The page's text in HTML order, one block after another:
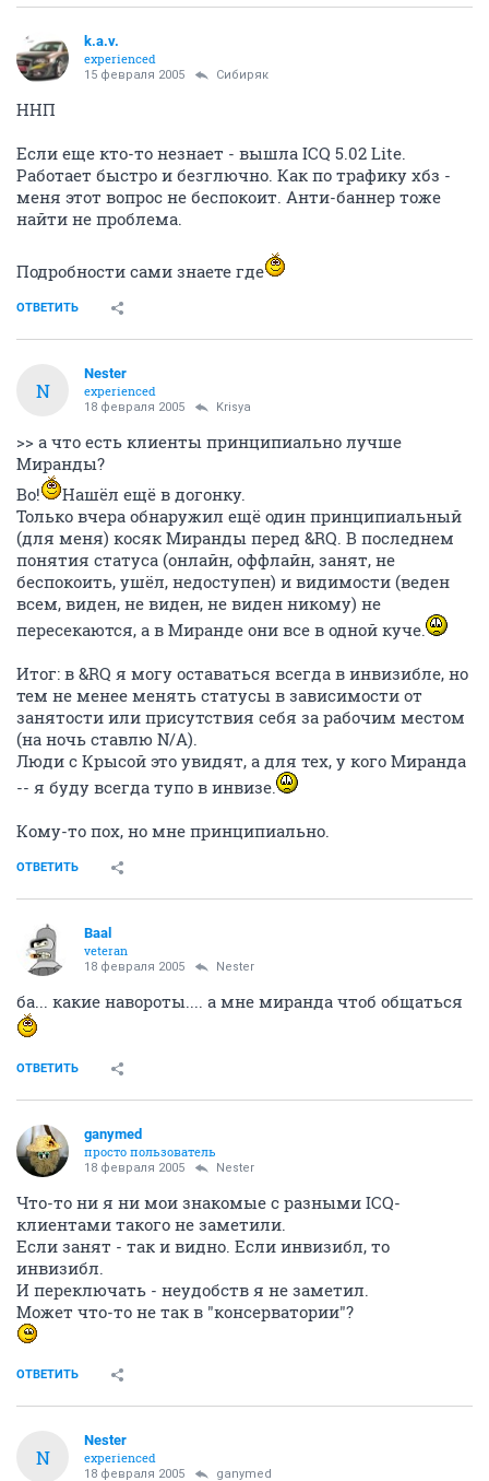
k.a.v.
experienced
15 февраля 2005 Сибиряк
ННП
Если еще кто-то незнает - вышла ICQ 5.02 Lite.
Работает быстро и безглючно. Как по трафику хбз -
меня этот вопрос не беспокоит. Анти-баннер тоже
найти не проблема.
Подробности сами знаете где
ОТВЕТИТЬ
N
Nestеr
experienced
18 февраля 2005 Krisya
>> а что есть клиенты принципиально лучше
Миранды?
Во!
Нашёл ещё в догонку.
Только вчера обнаружил ещё один принципиальный
(для меня) косяк Миранды перед &RQ. В последнем
понятия статуса (онлайн, оффлайн, занят, не
беспокоить, ушёл, недоступен) и видимости (веден
всем, виден, не виден, не виден никому) не
пересекаются, а в Миранде они все в одной куче.
Итог: в &RQ я могу оставаться всегда в инвизибле, но
тем не менее менять статусы в зависимости от
занятости или присутствия себя за рабочим местом
(на ночь ставлю N/A).
Люди с Крысой это увидят, а для тех, у кого Миранда
-- я буду всегда тупо в инвизе.
Кому-то пох, но мне принципиально.
ОТВЕТИТЬ
Baal
veteran
18 февраля 2005 Nestеr
ба... какие навороты.... а мне миранда чтоб общаться
ОТВЕТИТЬ
ganymed
просто пользователь
18 февраля 2005 Nestеr
Что-то ни я ни мои знакомые с разными ICQ-
клиентами такого не заметили.
Если занят - так и видно. Если инвизибл, то
инвизибл.
И переключать - неудобств я не заметил.
Может что-то не так в "консерватории"?
ОТВЕТИТЬ
N
Nestеr
experienced
18 февраля 2005 ganymed